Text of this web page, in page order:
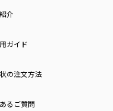
介
ガイド
の注文方法
るご質問